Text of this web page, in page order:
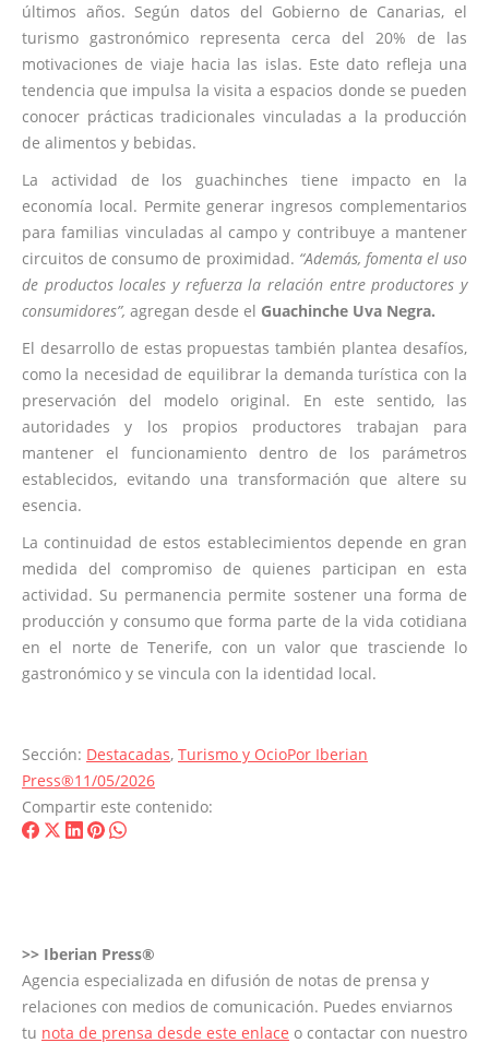
últimos años. Según datos del Gobierno de Canarias, el
turismo gastronómico representa cerca del 20% de las
motivaciones de viaje hacia las islas. Este dato refleja una
tendencia que impulsa la visita a espacios donde se pueden
conocer prácticas tradicionales vinculadas a la producción
de alimentos y bebidas.
La actividad de los guachinches tiene impacto en la
economía local. Permite generar ingresos complementarios
para familias vinculadas al campo y contribuye a mantener
circuitos de consumo de proximidad. “Además, fomenta el uso
de productos locales y refuerza la relación entre productores y
consumidores”, agregan desde el Guachinche Uva Negra.
El desarrollo de estas propuestas también plantea desafíos,
como la necesidad de equilibrar la demanda turística con la
preservación del modelo original. En este sentido, las
autoridades y los propios productores trabajan para
mantener el funcionamiento dentro de los parámetros
establecidos, evitando una transformación que altere su
esencia.
La continuidad de estos establecimientos depende en gran
medida del compromiso de quienes participan en esta
actividad. Su permanencia permite sostener una forma de
producción y consumo que forma parte de la vida cotidiana
en el norte de Tenerife, con un valor que trasciende lo
gastronómico y se vincula con la identidad local.
Sección: Destacadas, Turismo y OcioPor Iberian
Press®11/05/2026
Compartir este contenido:
ShareShareShare
ShareShare
>> Iberian Press®
Agencia especializada en difusión de notas de prensa y
relaciones con medios de comunicación. Puedes enviarnos
tu nota de prensa desde este enlace o contactar con nuestro